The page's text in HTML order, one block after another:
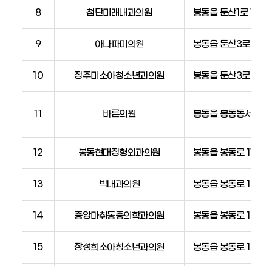
8 첨단미래내과의원 봉동읍 둔산1로 118
9 아나파미의원 봉동읍 둔산3로 70,
10 정주미소아청소년과의원 봉동읍 둔산3로 79,
11 바른의원 봉동읍 봉동동서로
12 봉동현대정형외과의원 봉동읍 봉동로 119
13 박내과의원 봉동읍 봉동로 129
14 중앙마취통증의학과의원 봉동읍 봉동로 133,
15 장성희소아청소년과의원 봉동읍 봉동로 135